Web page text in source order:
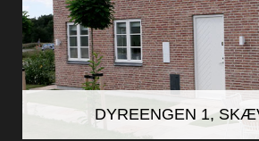
DYREENGEN 1,